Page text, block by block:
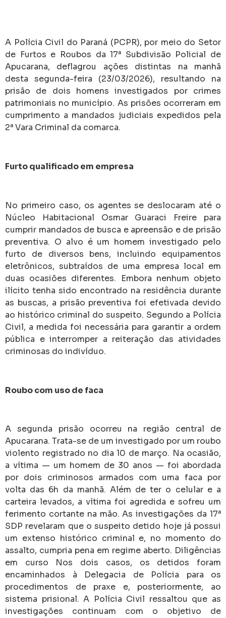
A Polícia Civil do Paraná (PCPR), por meio do Setor
de Furtos e Roubos da 17ª Subdivisão Policial de
Apucarana, deflagrou ações distintas na manhã
desta segunda-feira (23/03/2026), resultando na
prisão de dois homens investigados por crimes
patrimoniais no município. As prisões ocorreram em
cumprimento a mandados judiciais expedidos pela
2ª Vara Criminal da comarca.
Furto qualificado em empresa
No primeiro caso, os agentes se deslocaram até o
Núcleo Habitacional Osmar Guaraci Freire para
cumprir mandados de busca e apreensão e de prisão
preventiva. O alvo é um homem investigado pelo
furto de diversos bens, incluindo equipamentos
eletrônicos, subtraídos de uma empresa local em
duas ocasiões diferentes. Embora nenhum objeto
ilícito tenha sido encontrado na residência durante
as buscas, a prisão preventiva foi efetivada devido
ao histórico criminal do suspeito. Segundo a Polícia
Civil, a medida foi necessária para garantir a ordem
pública e interromper a reiteração das atividades
criminosas do indivíduo.
Roubo com uso de faca
A segunda prisão ocorreu na região central de
Apucarana. Trata-se de um investigado por um roubo
violento registrado no dia 10 de março. Na ocasião,
a vítima — um homem de 30 anos — foi abordada
por dois criminosos armados com uma faca por
volta das 6h da manhã. Além de ter o celular e a
carteira levados, a vítima foi agredida e sofreu um
ferimento cortante na mão. As investigações da 17ª
SDP revelaram que o suspeito detido hoje já possui
um extenso histórico criminal e, no momento do
assalto, cumpria pena em regime aberto. Diligências
em curso Nos dois casos, os detidos foram
encaminhados à Delegacia de Polícia para os
procedimentos de praxe e, posteriormente, ao
sistema prisional. A Polícia Civil ressaltou que as
investigações continuam com o objetivo de